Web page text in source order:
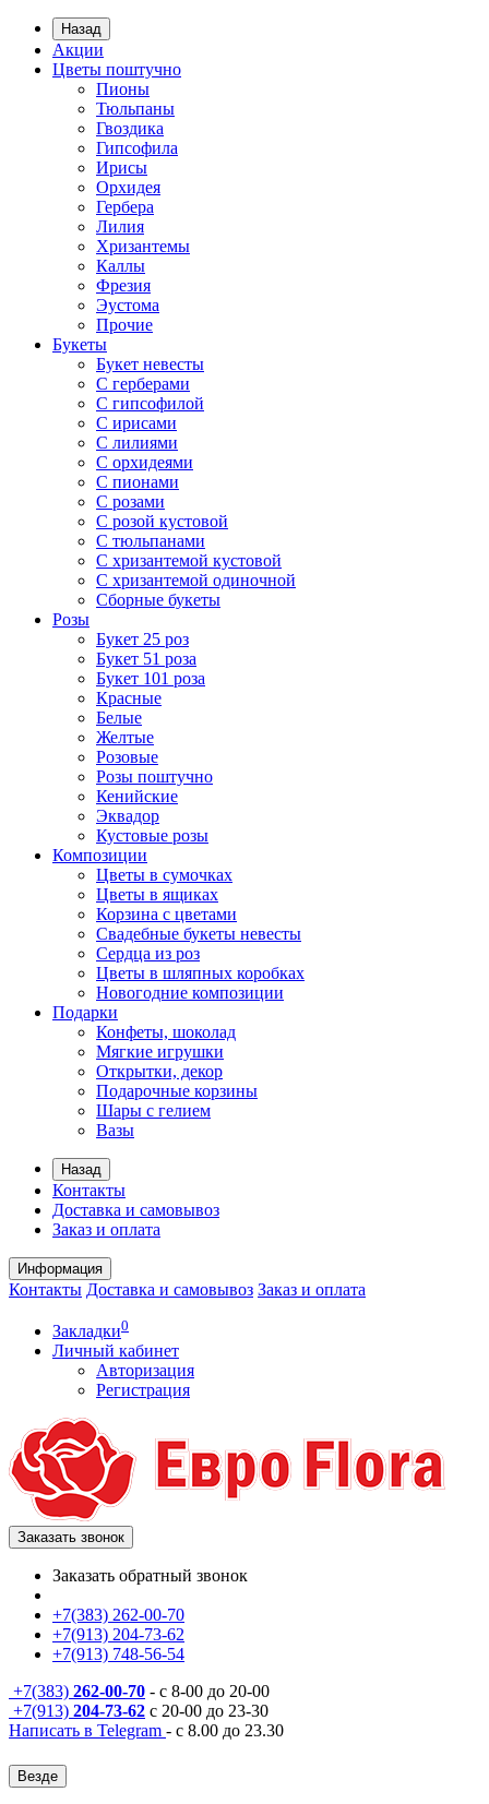
Назад
Акции
Цветы поштучно
Пионы
Тюльпаны
Гвоздика
Гипсофила
Ирисы
Орхидея
Гербера
Лилия
Хризантемы
Каллы
Фрезия
Эустома
Прочие
Букеты
Букет невесты
С герберами
С гипсофилой
С ирисами
С лилиями
С орхидеями
С пионами
С розами
С розой кустовой
С тюльпанами
С хризантемой кустовой
С хризантемой одиночной
Сборные букеты
Розы
Букет 25 роз
Букет 51 роза
Букет 101 роза
Красные
Белые
Желтые
Розовые
Розы поштучно
Кенийские
Эквадор
Кустовые розы
Композиции
Цветы в сумочках
Цветы в ящиках
Корзина с цветами
Свадебные букеты невесты
Сердца из роз
Цветы в шляпных коробках
Новогодние композиции
Подарки
Конфеты, шоколад
Мягкие игрушки
Открытки, декор
Подарочные корзины
Шары с гелием
Вазы
Назад
Контакты
Доставка и самовывоз
Заказ и оплата
Информация
Контакты Доставка и самовывоз Заказ и оплата
Закладки0
Личный кабинет
Авторизация
Регистрация
Заказать звонок
Заказать обратный звонок
+7(383) 262-00-70
+7(913) 204-73-62
+7(913) 748-56-54
+7(383) 262-00-70 - с 8-00 до 20-00
+7(913) 204-73-62 с 20-00 до 23-30
Написать в Telegram - с 8.00 до 23.30
Везде